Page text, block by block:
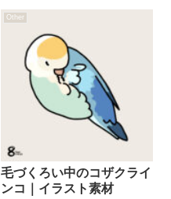
Other
毛づくろい中のコザクライ
ンコ｜イラスト素材